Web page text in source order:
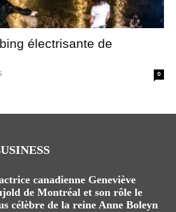
électrisante de
0
canadienne Geneviève
de Montréal et son rôle le
célèbre de la reine Anne Boleyn